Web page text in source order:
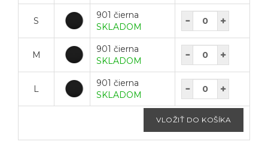
S
901 čierna
SKLADOM
M
901 čierna
SKLADOM
L
901 čierna
SKLADOM